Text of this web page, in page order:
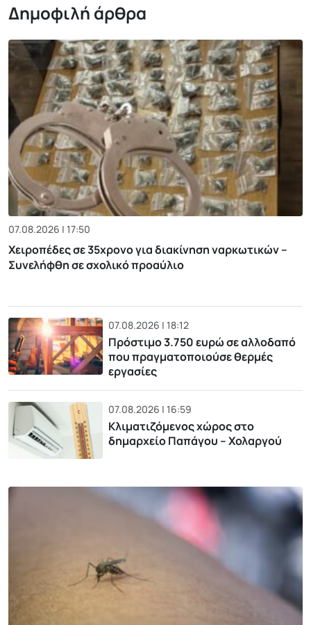
Δημοφιλή άρθρα
07.08.2026 | 17:50
Χειροπέδες σε 35χρονο για διακίνηση ναρκωτικών –
Συνελήφθη σε σχολικό προαύλιο
07.08.2026 | 18:12
Πρόστιμο 3.750 ευρώ σε αλλοδαπό
που πραγματοποιούσε θερμές
εργασίες
07.08.2026 | 16:59
Κλιματιζόμενος χώρος στο
δημαρχείο Παπάγου – Χολαργού